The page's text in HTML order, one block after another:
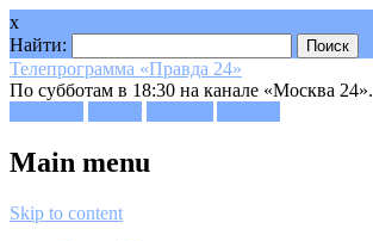
x
Найти:
Телепрограмма «Правда 24»
По субботам в 18:30 на канале «Москва 24».
Main menu
Skip to content